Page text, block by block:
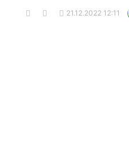
21.12.2022 12:11